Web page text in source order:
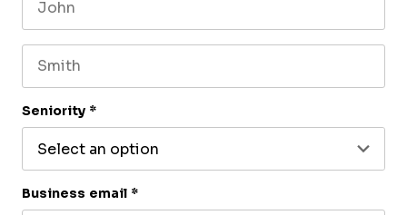
Seniority *
Business email *